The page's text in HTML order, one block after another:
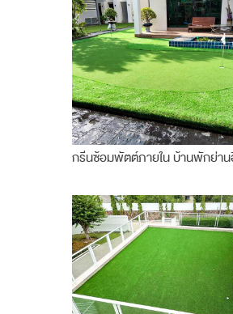
กรีนซ้อมพัตต์ภายใน บ้านพักย่าน